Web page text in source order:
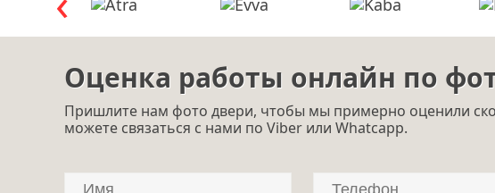
Оценка работы онлайн по
Пришлите нам фото двери, чтобы мы примерно оценили
можете связаться с нами по Viber или Whatcapp.